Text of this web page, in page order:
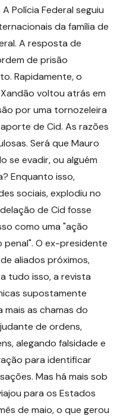
Polícia Federal seguiu
da família de
A resposta de
de prisão
Rapidamente, o
voltou atrás em
por uma tornozeleira
de Cid. As razões
Será que Mauro
se evadir, ou alguém
Enquanto isso,
sociais, explodiu no
de Cid fosse
como uma "ação
O ex-presidente
aliados próximos,
tudo isso, a revista
supostamente
mais as chamas do
de ordens,
alegando falsidade e
para identificar
Mas há mais sob
para os Estados
de maio, o que gerou